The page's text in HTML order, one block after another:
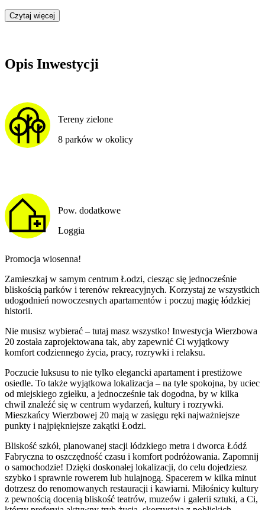
Czytaj więcej
Opis Inwestycji
Tereny zielone
8 parków w okolicy
Pow. dodatkowe
Loggia
Promocja wiosenna!
Zamieszkaj w samym centrum Łodzi, ciesząc się jednocześnie
bliskością parków i terenów rekreacyjnych. Korzystaj ze wszystkich
udogodnień nowoczesnych apartamentów i poczuj magię łódzkiej
historii.
Nie musisz wybierać – tutaj masz wszystko! Inwestycja Wierzbowa
20 została zaprojektowana tak, aby zapewnić Ci wyjątkowy
komfort codziennego życia, pracy, rozrywki i relaksu.
Poczucie luksusu to nie tylko elegancki apartament i prestiżowe
osiedle. To także wyjątkowa lokalizacja – na tyle spokojna, by uciec
od miejskiego zgiełku, a jednocześnie tak dogodna, by w kilka
chwil znaleźć się w centrum wydarzeń, kultury i rozrywki.
Mieszkańcy Wierzbowej 20 mają w zasięgu ręki najważniejsze
punkty i najpiękniejsze zakątki Łodzi.
Bliskość szkół, planowanej stacji łódzkiego metra i dworca Łódź
Fabryczna to oszczędność czasu i komfort podróżowania. Zapomnij
o samochodzie! Dzięki doskonałej lokalizacji, do celu dojedziesz
szybko i sprawnie rowerem lub hulajnogą. Spacerem w kilka minut
dotrzesz do renomowanych restauracji i kawiarni. Miłośnicy kultury
z pewnością docenią bliskość teatrów, muzeów i galerii sztuki, a Ci,